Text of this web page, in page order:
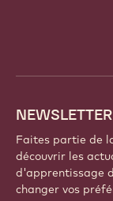
NEWSLETTER
Faites partie de
découvrir les
d'apprentissage
changer vos